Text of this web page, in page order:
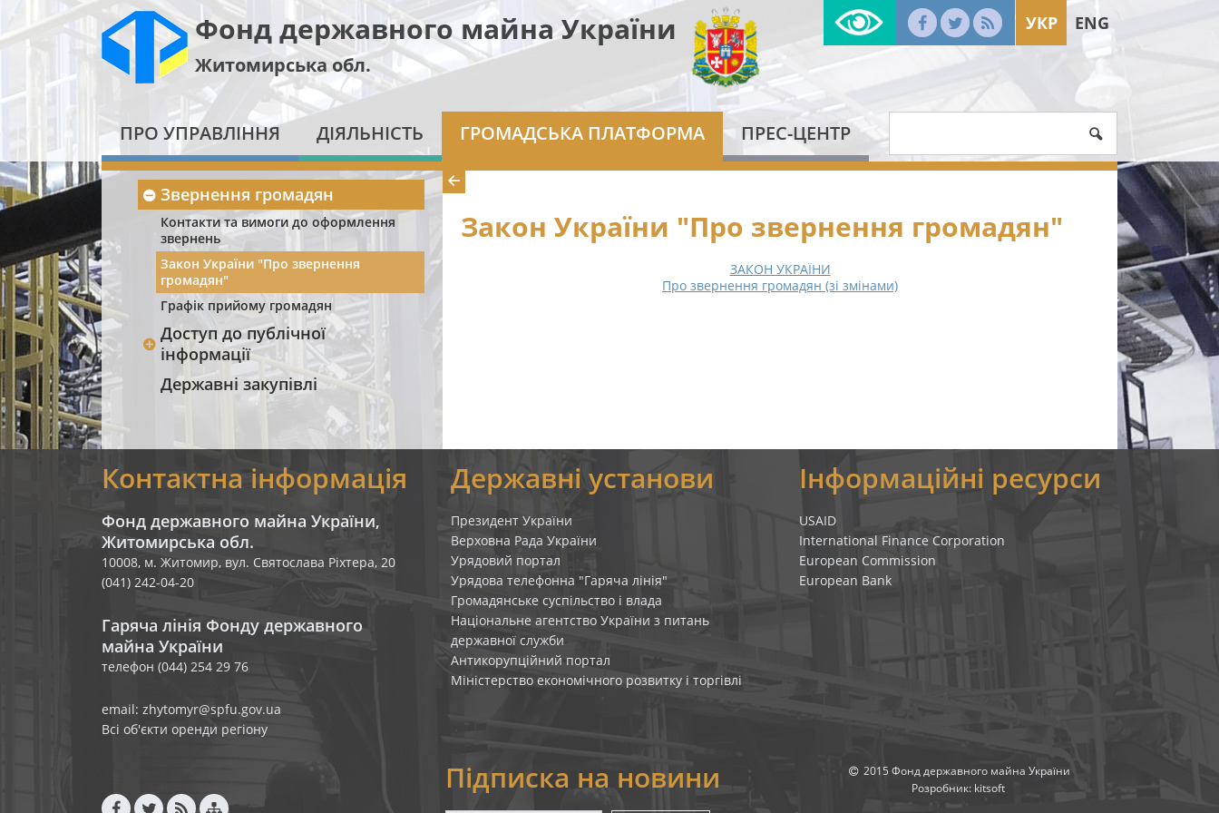
Фонд державного майна України
Житомирська обл.
УКР ENG
ПРО УПРАВЛІННЯ ДІЯЛЬНІСТЬ ГРОМАДСЬКА ПЛАТФОРМА ПРЕС-ЦЕНТР
Звернення громадян
Контакти та вимоги до оформлення
звернень
Закон України "Про звернення
громадян"
Графік прийому громадян
Доступ до публічної
інформації
Державні закупівлі
Закон України "Про звернення громадян"
ЗАКОН УКРАЇНИ
Про звернення громадян (зі змінами)
Контактна інформація
Фонд державного майна України,
Житомирська обл.
10008, м. Житомир, вул. Святослава Ріхтера, 20
(041) 242-04-20
Гаряча лінія Фонду державного
майна України
телефон (044) 254 29 76
email: zhytomyr@spfu.gov.ua
Всі об'єкти оренди регіону
Державні установи
Президент України
Верховна Рада України
Урядовий портал
Урядова телефонна "Гаряча лінія"
Громадянське суспільство і влада
Національне агентство України з питань
державної служби
Антикорупційний портал
Міністерство економічного розвитку і торгівлі
Інформаційні ресурси
USAID
International Finance Corporation
European Commission
European Bank
Підписка на новини
2015 Фонд державного майна України
Розробник: kitsoft